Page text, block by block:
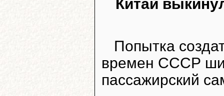
Китай
Попытка
времен СССР
пассажирский